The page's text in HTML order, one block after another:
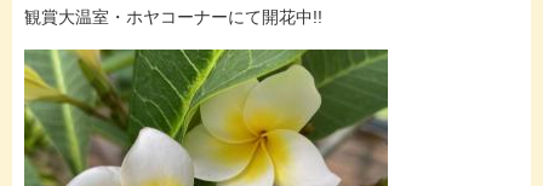
​観賞大温室・ホヤコーナーにて開花中!!​​